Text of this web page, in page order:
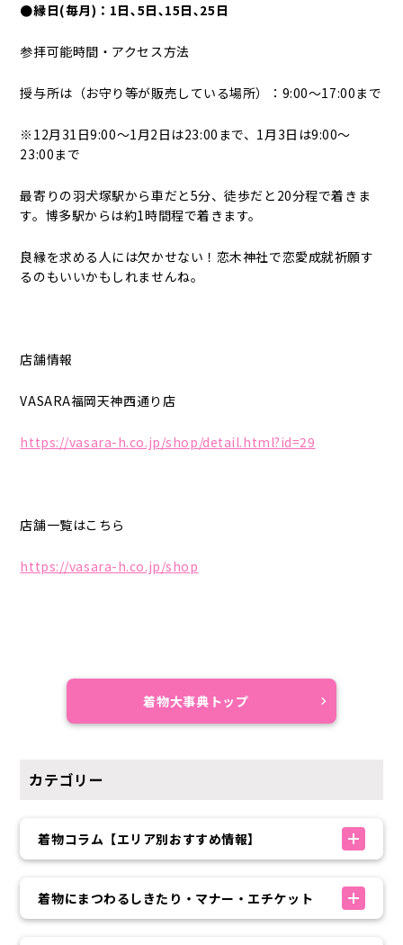
●縁日(毎月)：1日､5日､15日､25日
参拝可能時間・アクセス方法
授与所は（お守り等が販売している場所）：9:00～17:00まで
※12月31日9:00～1月2日は23:00まで、1月3日は9:00～
23:00まで
最寄りの羽犬塚駅から車だと5分、徒歩だと20分程で着きま
す。博多駅からは約1時間程で着きます。
良縁を求める人には欠かせない！恋木神社で恋愛成就祈願す
るのもいいかもしれませんね。
店舗情報
VASARA福岡天神西通り店
https://vasara-h.co.jp/shop/detail.html?id=29
店舗一覧はこちら
https://vasara-h.co.jp/shop
着物大事典トップ
カテゴリー
着物コラム【エリア別おすすめ情報】
着物にまつわるしきたり・マナー・エチケット